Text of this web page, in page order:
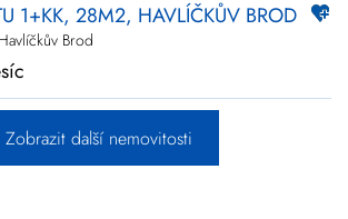
1+KK, 28M2, HAVLÍČKŮV BROD
Brod
Zobrazit další nemovitosti